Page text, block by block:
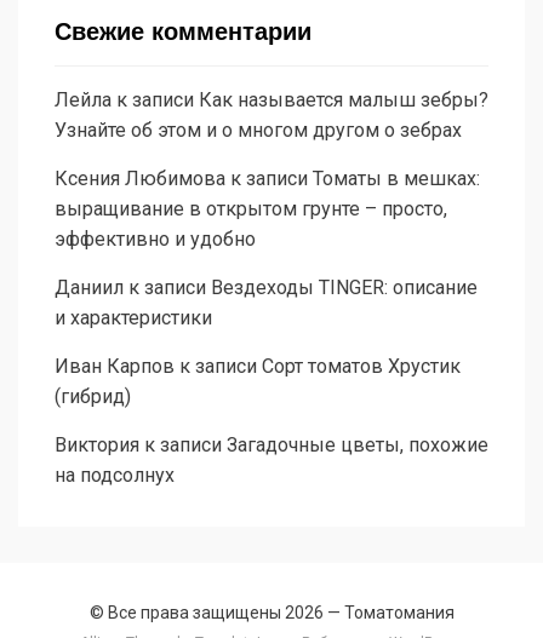
Свежие комментарии
Лейла к записи Как называется малыш зебры?
Узнайте об этом и о многом другом о зебрах
Ксения Любимова к записи Томаты в мешках:
выращивание в открытом грунте – просто,
эффективно и удобно
Даниил к записи Вездеходы TINGER: описание
и характеристики
Иван Карпов к записи Сорт томатов Хрустик
(гибрид)
Виктория к записи Загадочные цветы, похожие
на подсолнух
© Все права защищены 2026 — Томатомания